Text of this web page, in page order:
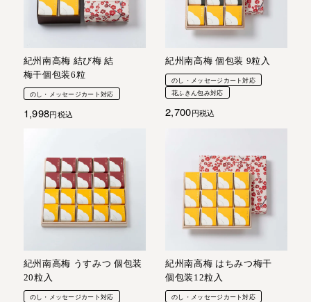
紀州南高梅 結び梅 結
梅干個包装6粒
のし・メッセージカート対応
1,998 税込
紀州南高梅 個包装 9粒入
のし・メッセージカート対応
花ふきん包み対応
2,700 税込
紀州南高梅 うすみつ 個包装
20粒入
のし・メッセージカート対応
紀州南高梅 はちみつ梅干
個包装12粒入
のし・メッセージカート対応